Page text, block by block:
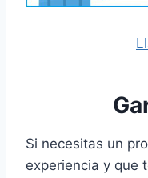
Si necesitas un
experiencia y que